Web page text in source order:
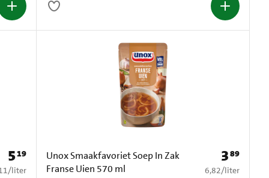
Prijs: € 5,19
519
per liter
/liter
Unox Smaakfavoriet Soep In Zak
Franse Uien 570 ml
Prijs: € 3,89
389
€ 6,82 per liter
6,82/liter